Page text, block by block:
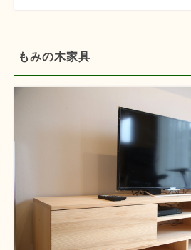
もみの木家具